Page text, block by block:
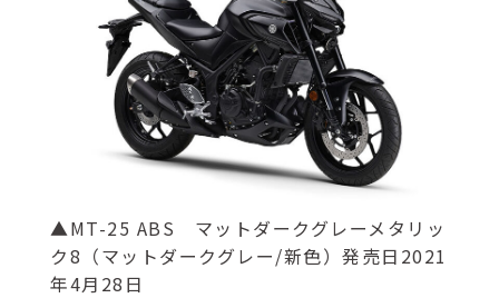
▲MT-25 ABS マットダークグレーメタリッ
ク8（マットダークグレー/新色）発売日2021
年4月28日